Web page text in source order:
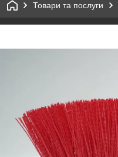
Товари та послуги